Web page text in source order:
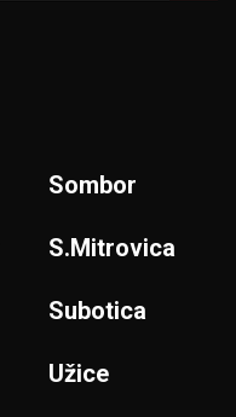
Sombor
S.Mitrovica
Subotica
Užice